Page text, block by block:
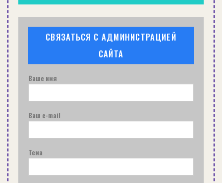
СВЯЗАТЬСЯ С АДМИНИСТРАЦИЕЙ
САЙТА
Ваше имя
Ваш e-mail
Тема